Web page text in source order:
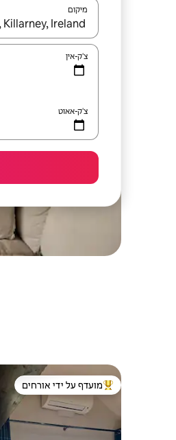
מיקום
כאשר התוצאות יהיו
צ'ק-אין
צ'ק-אאוט
מוביל בקרב נכסים מועדפים
מועדף על ידי אורחים